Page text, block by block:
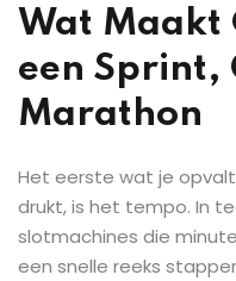
Wat Maakt
een Sprint,
Marathon
Het eerste wat je
drukt, is het tempo. In
slotmachines die
een snelle reeks